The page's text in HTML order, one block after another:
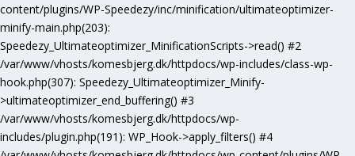
content/plugins/WP-Speedezy/inc/minification/ultimateoptimizer-
minify-main.php(203):
Speedezy_Ultimateoptimizer_MinificationScripts->read() #2
/var/www/vhosts/komesbjerg.dk/httpdocs/wp-includes/class-wp-
hook.php(307): Speedezy_Ultimateoptimizer_Minify-
>ultimateoptimizer_end_buffering() #3
/var/www/vhosts/komesbjerg.dk/httpdocs/wp-
includes/plugin.php(191): WP_Hook->apply_filters() #4